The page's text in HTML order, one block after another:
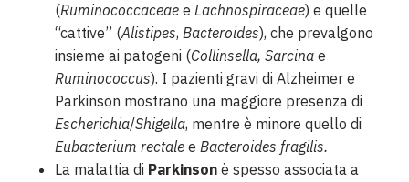
(Ruminococcaceae e Lachnospiraceae) e quelle
“cattive” (Alistipes, Bacteroides), che prevalgono
insieme ai patogeni (Collinsella, Sarcina e
Ruminococcus). I pazienti gravi di Alzheimer e
Parkinson mostrano una maggiore presenza di
Escherichia/Shigella, mentre è minore quello di
Eubacterium rectale e Bacteroides fragilis.
La malattia di Parkinson è spesso associata a